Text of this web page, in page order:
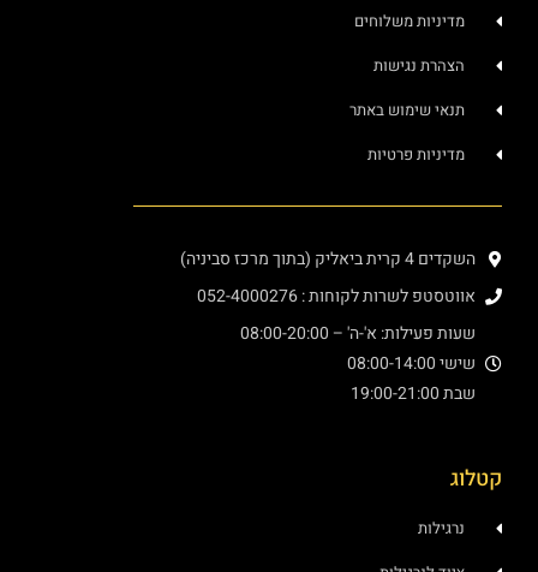
מדיניות משלוחים
הצהרת נגישות
תנאי שימוש באתר
מדיניות פרטיות
השקדים 4 קרית ביאליק (בתוך מרכז סביניה)
אווטסטפ לשרות לקוחות : 052-4000276
שעות פעילות: א'-ה' – 08:00-20:00
שישי 08:00-14:00
שבת 19:00-21:00
קטלוג
נרגילות